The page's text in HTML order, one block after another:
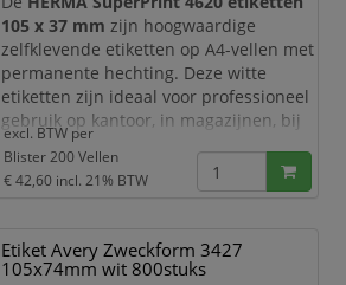
ru
105 x 37 mm zijn hoogwaardige
zelfklevende etiketten op A4-vellen met
permanente hechting. Deze witte
etiketten zijn ideaal voor professioneel
gebruik op kantoor, in magazijnen, bij
verzending, archivering,
productlabeling en administratieve
toepassingen. Met
3200 etiketten
over een ruime voorraad voor dagelijks
en intensief labelgebruik.
excl. BTW per
Blister 200 Vellen
€ 42,60 incl. 21% BTW
Etiket Avery Zweckform 3427
105x74mm wit 800stuks